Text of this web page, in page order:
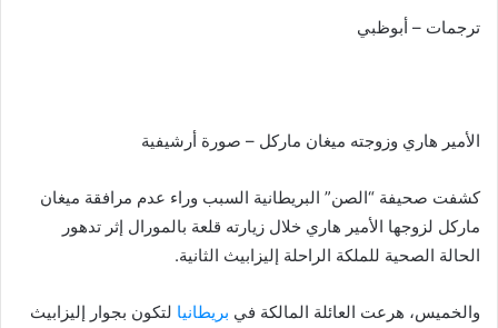
ترجمات – أبوظبي
الأمير هاري وزوجته ميغان ماركل – صورة أرشيفية
كشفت صحيفة “الصن” البريطانية السبب وراء عدم مرافقة ميغان
ماركل لزوجها الأمير هاري خلال زيارته قلعة بالمورال إثر تدهور
الحالة الصحية للملكة الراحلة إليزابيث الثانية.
والخميس، هرعت العائلة المالكة في بريطانيا لتكون بجوار إليزابيث